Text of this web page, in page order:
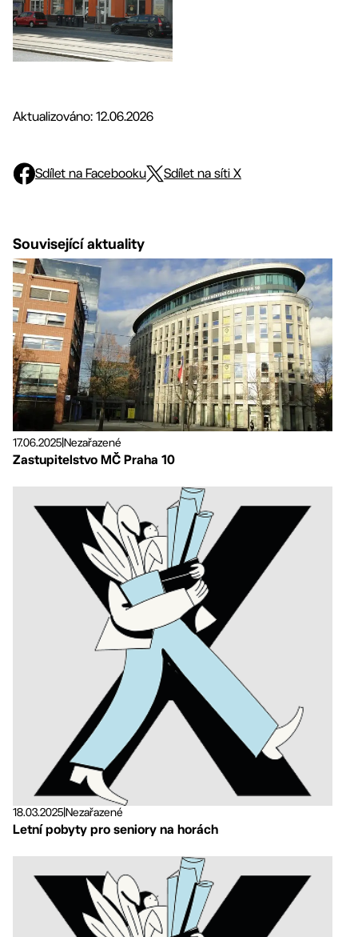
Aktualizováno: 12.06.2026
Sdílet na Facebooku Sdílet na síti X
Související aktuality
17.06.2025Nezařazené
Zastupitelstvo MČ Praha 10
18.03.2025Nezařazené
Letní pobyty pro seniory na horách